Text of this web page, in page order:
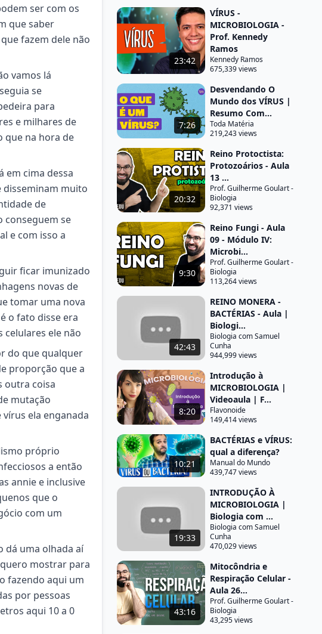
ser com os
que saber
fazem dele não
vamos lá
se
para
e milhares de
que na hora de
em cima dessa
disseminam muito
de
conseguem se
e com isso a
ficar imunizado
novas de
tomar uma nova
o fato disse era
ele não
do que qualquer
proporção que a
outra coisa
mutação
ela enganada
próprio
a então
annie e inclusive
que o
com um
dá uma olhada aí
mostrar para
fazendo aqui um
por pessoas
aqui 10 a 0
23:42
VÍRUS -
MICROBIOLOGIA -
Prof. Kennedy
Ramos
Kennedy Ramos
675,339 views
7:26
Desvendando O
Mundo dos VÍRUS |
Resumo Com...
Toda Matéria
219,243 views
20:32
Reino Protoctista:
Protozoários - Aula
13 ...
Prof. Guilherme Goulart -
Biologia
92,371 views
9:30
Reino Fungi - Aula
09 - Módulo IV:
Microbi...
Prof. Guilherme Goulart -
Biologia
113,264 views
42:43
REINO MONERA -
BACTÉRIAS - Aula |
Biologi...
Biologia com Samuel
Cunha
944,999 views
8:20
Introdução à
MICROBIOLOGIA |
Videoaula | F...
Flavonoide
149,414 views
10:21
BACTÉRIAS e VÍRUS:
qual a diferença?
Manual do Mundo
439,747 views
19:33
INTRODUÇÃO À
MICROBIOLOGIA |
Biologia com ...
Biologia com Samuel
Cunha
470,029 views
43:16
Mitocôndria e
Respiração Celular -
Aula 26...
Prof. Guilherme Goulart -
Biologia
43,295 views